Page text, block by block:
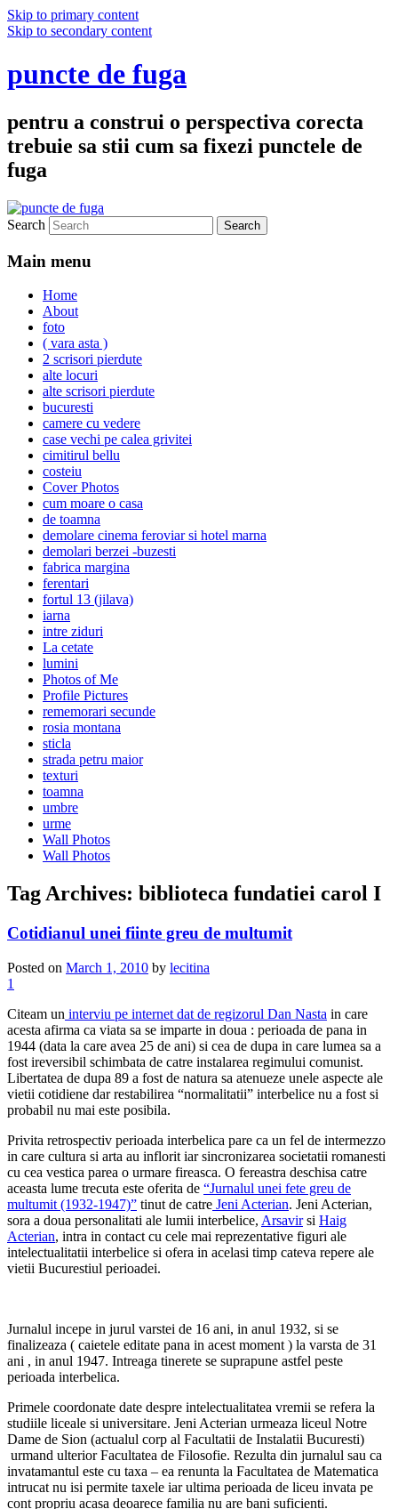
Skip to primary content
Skip to secondary content
puncte de fuga
pentru a construi o perspectiva corecta
trebuie sa stii cum sa fixezi punctele de
fuga
Search
Main menu
Home
About
foto
( vara asta )
2 scrisori pierdute
alte locuri
alte scrisori pierdute
bucuresti
camere cu vedere
case vechi pe calea grivitei
cimitirul bellu
costeiu
Cover Photos
cum moare o casa
de toamna
demolare cinema feroviar si hotel marna
demolari berzei -buzesti
fabrica margina
ferentari
fortul 13 (jilava)
iarna
intre ziduri
La cetate
lumini
Photos of Me
Profile Pictures
rememorari secunde
rosia montana
sticla
strada petru maior
texturi
toamna
umbre
urme
Wall Photos
Wall Photos
Tag Archives: biblioteca fundatiei carol I
Cotidianul unei fiinte greu de multumit
Posted on March 1, 2010 by lecitina
1
Citeam un interviu pe internet dat de regizorul Dan Nasta in care
acesta afirma ca viata sa se imparte in doua : perioada de pana in
1944 (data la care avea 25 de ani) si cea de dupa in care lumea sa a
fost ireversibil schimbata de catre instalarea regimului comunist.
Libertatea de dupa 89 a fost de natura sa atenueze unele aspecte ale
vietii cotidiene dar restabilirea “normalitatii” interbelice nu a fost si
probabil nu mai este posibila.
Privita retrospectiv perioada interbelica pare ca un fel de intermezzo
in care cultura si arta au inflorit iar sincronizarea societatii romanesti
cu cea vestica parea o urmare fireasca. O fereastra deschisa catre
aceasta lume trecuta este oferita de “Jurnalul unei fete greu de
multumit (1932-1947)” tinut de catre Jeni Acterian. Jeni Acterian,
sora a doua personalitati ale lumii interbelice, Arsavirsi Haig
Acterian, intra in contact cu cele mai reprezentative figuri ale
intelectualitatii interbelice si ofera in acelasi timp cateva repere ale
vietii Bucurestiul perioadei.
Jurnalul incepe in jurul varstei de 16 ani, in anul 1932, si se
finalizeaza ( caietele editate pana in acest moment ) la varsta de 31
ani , in anul 1947. Intreaga tinerete se suprapune astfel peste
perioada interbelica.
Primele coordonate date despre intelectualitatea vremii se refera la
studiile liceale si universitare. Jeni Acterian urmeaza liceul Notre
Dame de Sion (actualul corp al Facultatii de Instalatii Bucuresti)
urmand ulterior Facultatea de Filosofie. Rezulta din jurnalul sau ca
invatamantul este cu taxa – ea renunta la Facultatea de Matematica
intrucat nu isi permite taxele iar ultima perioada de liceu invata pe
cont propriu acasa deoarece familia nu are bani suficienti.